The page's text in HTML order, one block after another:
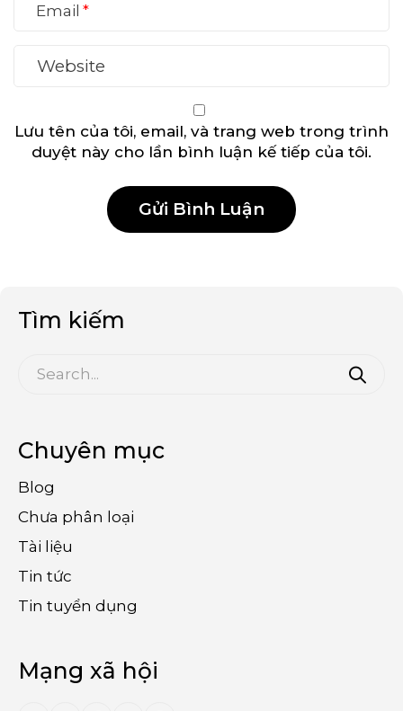
Tìm kiếm
Chuyên mục
Blog
Chưa phân loại
Tài liệu
Tin tức
Tin tuyển dụng
Mạng xã hội
Email
Lưu tên của tôi, email, và trang web trong trình
duyệt này cho lần bình luận kế tiếp của tôi.